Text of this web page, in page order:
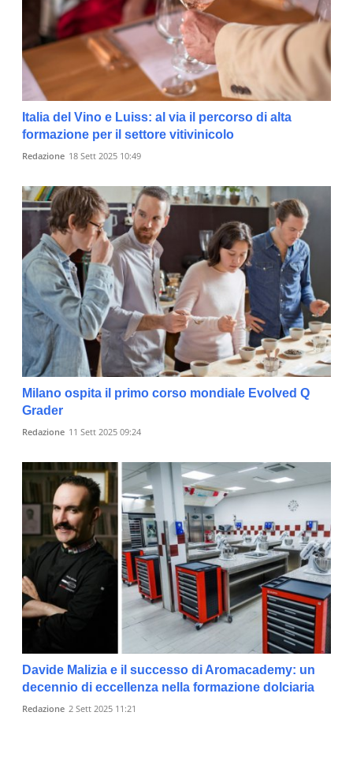
Italia del Vino e Luiss: al via il percorso di alta
formazione per il settore vitivinicolo
Redazione 18 Sett 2025 10:49
Milano ospita il primo corso mondiale Evolved Q
Grader
Redazione 11 Sett 2025 09:24
Davide Malizia e il successo di Aromacademy: un
decennio di eccellenza nella formazione dolciaria
Redazione 2 Sett 2025 11:21